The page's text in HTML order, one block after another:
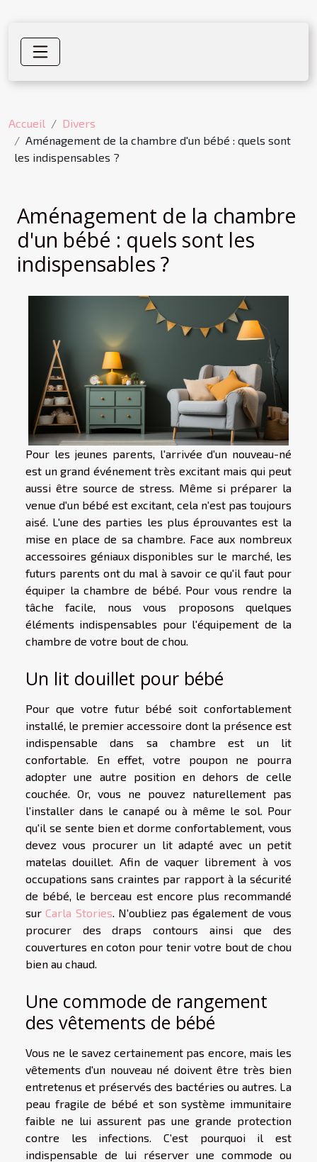
Accueil
Divers
Aménagement de la chambre d'un bébé : quels sont
les indispensables ?
Aménagement de la chambre
d'un bébé : quels sont les
indispensables ?
Pour les jeunes parents, l'arrivée d'un nouveau-né
est un grand événement très excitant mais qui peut
aussi être source de stress. Même si préparer la
venue d'un bébé est excitant, cela n'est pas toujours
aisé. L'une des parties les plus éprouvantes est la
mise en place de sa chambre. Face aux nombreux
accessoires géniaux disponibles sur le marché, les
futurs parents ont du mal à savoir ce qu'il faut pour
équiper la chambre de bébé. Pour vous rendre la
tâche facile, nous vous proposons quelques
éléments indispensables pour l'équipement de la
chambre de votre bout de chou.
Un lit douillet pour bébé
Pour que votre futur bébé soit confortablement
installé, le premier accessoire dont la présence est
indispensable dans sa chambre est un lit
confortable. En effet, votre poupon ne pourra
adopter une autre position en dehors de celle
couchée. Or, vous ne pouvez naturellement pas
l'installer dans le canapé ou à même le sol. Pour
qu'il se sente bien et dorme confortablement, vous
devez vous procurer un lit adapté avec un petit
matelas douillet. Afin de vaquer librement à vos
occupations sans craintes par rapport à la sécurité
de bébé, le berceau est encore plus recommandé
surCarla Stories . N'oubliez pas également de vous
procurer des draps contours ainsi que des
couvertures en coton pour tenir votre bout de chou
bien au chaud.
Une commode de rangement
des vêtements de bébé
Vous ne le savez certainement pas encore, mais les
vêtements d'un nouveau né doivent être très bien
entretenus et préservés des bactéries ou autres. La
peau fragile de bébé et son système immunitaire
faible ne lui assurent pas une grande protection
contre les infections. C'est pourquoi il est
indispensable de lui réserver une commode ou